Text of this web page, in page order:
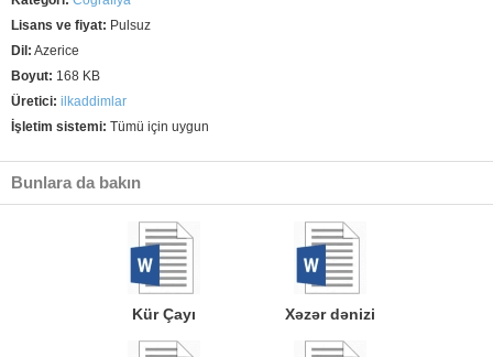
Lisans ve fiyat: Pulsuz
Dil: Azerice
Boyut: 168 KB
Üretici: ilkaddimlar
İşletim sistemi: Tümü için uygun
Bunlara da bakın
Kür Çayı Xəzər dənizi